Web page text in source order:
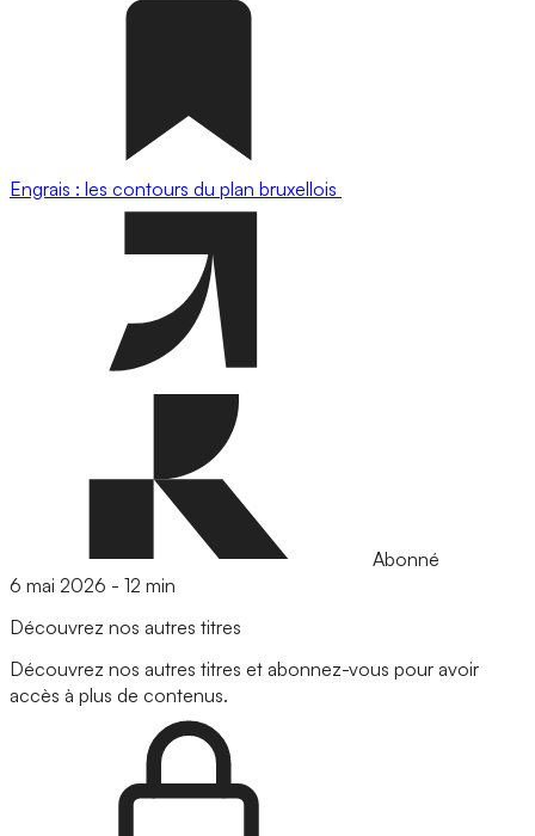
Engrais : les contours du plan bruxellois
Abonné
6 mai 2026 - 12 min
Découvrez nos autres titres
Découvrez nos autres titres et abonnez-vous pour avoir
accès à plus de contenus.